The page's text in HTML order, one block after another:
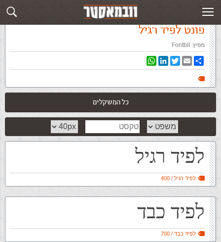
עמוד ראשי פונט לפיד רגיל
פונט לפיד רגיל
מפיץ:Fontbit
WhatsAppLinkedInTwitterEmailShare
כל המשקלים
לפיד רגיל
לפיד רגיל / 400
לפיד כבד
לפיד כבד / 700